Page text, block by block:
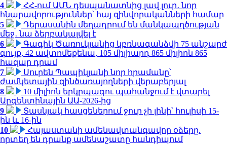
4
ՀՀ-ում ԱՄՆ դեսպանատնից լավ լուր․ նոր
հնարավորություններ՝ հայ զինվորականների համար
5
Դերասանին մեղադրում են մանկապղծության
մեջ․ նա ձերբակալվել է
6
Գագիկ Ծառուկյանից կբռնագանձվի 75 անշարժ
գույք, 42 ավտոմեքենա, 105 միլիարդ 865 միլիոն 865
հազար դրամ
7
Սուրեն Պապիկյանի նոր հրամանը՝
ժամկետային զինծառայողների վերաբերյալ
8
10 միլիոն երկրպագու պահանջում է վտարել
Արգենտինային ԱԱ-2026-ից
9
Տասնյակ հասցեներում ջուր չի լինի՝ հուլիսի 15-
ին և 16-ին
10
Հայաստանի ամենավտանգավոր օձերը.
որտեղ են դրանք ամենաշատը հանդիպում